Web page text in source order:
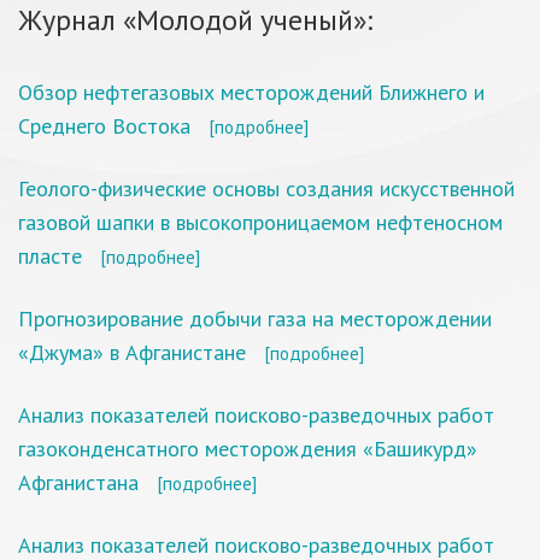
Журнал «Молодой ученый»:
Обзор нефтегазовых месторождений Ближнего и
Среднего Востока
[подробнее]
Геолого-физические основы создания искусственной
газовой шапки в высокопроницаемом нефтеносном
пласте
[подробнее]
Прогнозирование добычи газа на месторождении
«Джума» в Афганистане
[подробнее]
Анализ показателей поисково-разведочных работ
газоконденсатного месторождения «Башикурд»
Афганистана
[подробнее]
Анализ показателей поисково-разведочных работ